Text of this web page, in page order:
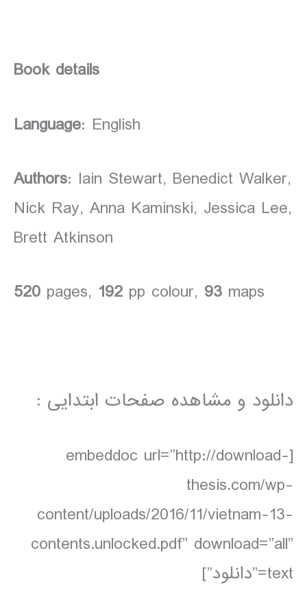
Book details
Language: English
Authors: Iain Stewart, Benedict Walker,
Nick Ray, Anna Kaminski, Jessica Lee,
Brett Atkinson
520 pages, 192 pp colour, 93 maps
دانلود و مشاهده صفحات ابتدایی :
[embeddoc url=”http://download-
thesis.com/wp-
content/uploads/2016/11/vietnam-13-
contents.unlocked.pdf” download=”all”
text=”دانلود”]